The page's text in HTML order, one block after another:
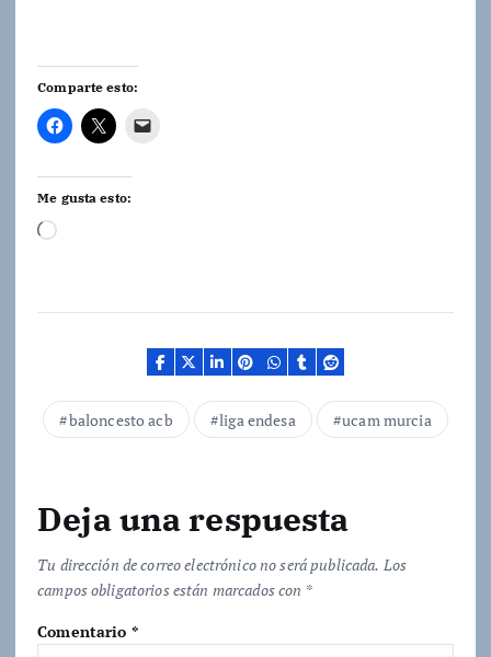
Comparte esto:
Me gusta esto:
C
g
d
o
.
baloncesto acb liga endesa ucam murcia
Deja una respuesta
Tu dirección de correo electrónico no será publicada. Los
campos obligatorios están marcados con *
Comentario *